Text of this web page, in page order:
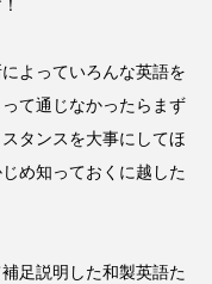
よっていろんな英語を
て通じなかったらまず
タンスを大事にしてほ
め知っておくに越した
足説明した和製英語た